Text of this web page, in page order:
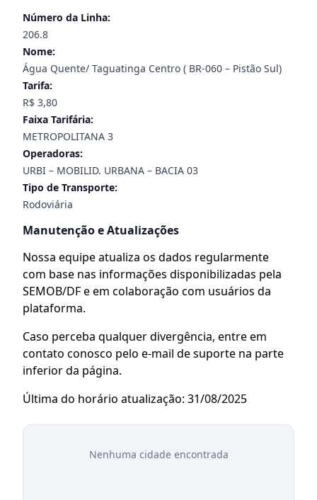
Número da Linha:
206.8
Nome:
Água Quente/ Taguatinga Centro ( BR-060 – Pistão Sul)
Tarifa:
R$ 3,80
Faixa Tarifária:
METROPOLITANA 3
Operadoras:
URBI – MOBILID. URBANA – BACIA 03
Tipo de Transporte:
Rodoviária
Manutenção e Atualizações
Nossa equipe atualiza os dados regularmente
com base nas informações disponibilizadas pela
SEMOB/DF e em colaboração com usuários da
plataforma.
Caso perceba qualquer divergência, entre em
contato conosco pelo e-mail de suporte na parte
inferior da página.
Última do horário atualização: 31/08/2025
Nenhuma cidade encontrada